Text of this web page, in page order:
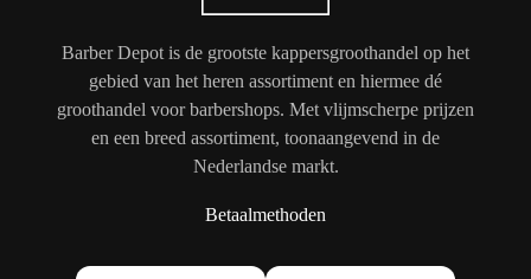
Barber Depot is de grootste kappersgroothandel op het
gebied van het heren assortiment en hiermee dé
groothandel voor barbershops. Met vlijmscherpe prijzen
en een breed assortiment, toonaangevend in de
Nederlandse markt.
Betaalmethoden